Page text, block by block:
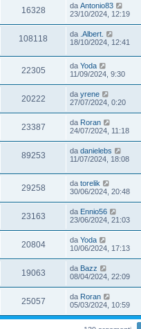
16328 da Antonio83
23/10/2024, 12:19
108118 da .Albert.
18/10/2024, 12:41
22305 da Yoda
11/09/2024, 9:30
20222 da yrene
27/07/2024, 0:20
23387 da Roran
24/07/2024, 11:18
89253 da danielebs
11/07/2024, 18:08
29258 da torelik
30/06/2024, 20:48
23163 da Ennio56
23/06/2024, 21:03
20804 da Yoda
10/06/2024, 17:13
19063 da Bazz
08/04/2024, 22:09
25057 da Roran
05/03/2024, 10:59